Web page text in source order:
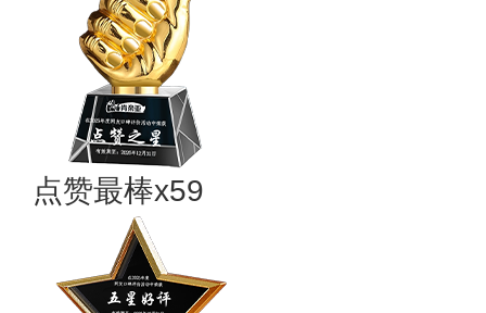
点赞最棒x59